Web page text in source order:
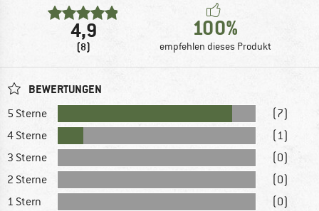
4,9
(8)
100%
empfehlen dieses Produkt
BEWERTUNGEN
5 Sterne
(7)
4 Sterne
(1)
3 Sterne
(0)
2 Sterne
(0)
1 Stern
(0)